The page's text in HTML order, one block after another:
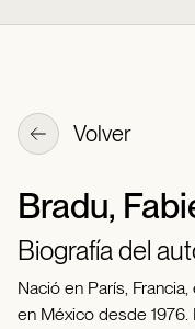
Volver
Bradu,
Biografía del
Nació en París,
en México desde